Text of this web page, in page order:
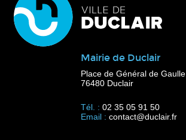
Mairie de Duclair
Place de Général de Gaulle
76480 Duclair
Tél. : 02 35 05 91 50
Email : contact@duclair.fr